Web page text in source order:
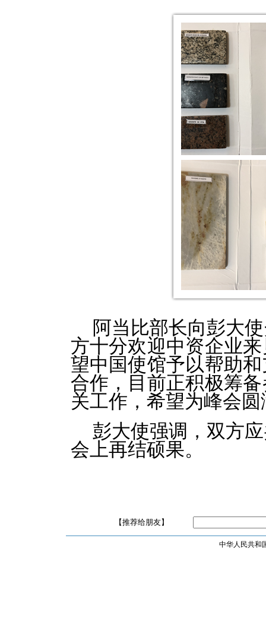
阿当比部长向彭大
方十分欢迎中资企业
望中国使馆予以帮助
合作，目前正积极筹
关工作，希望为峰会
彭大使强调，双方
会上再结硕果。
【推荐给朋友】
中华人民共和